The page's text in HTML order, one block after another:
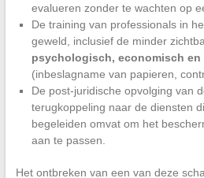
evalueren zonder te wachten op
De training van professionals in
geweld, inclusief de minder
psychologisch, economisch
(inbeslagname van papieren,
De post-juridische opvolging van
terugkoppeling naar de diensten
begeleiden omvat om het
aan te passen.
Het ontbreken van een van deze